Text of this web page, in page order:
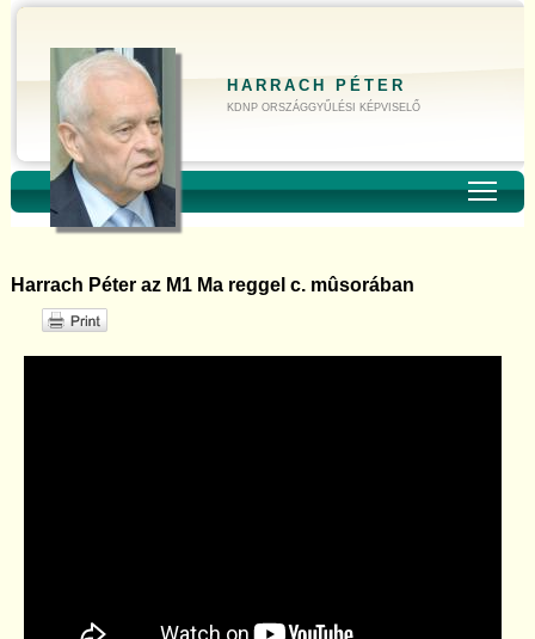
HARRACH PÉTER
KDNP ORSZÁGGYŰLÉSI KÉPVISELŐ
Harrach Péter az M1 Ma reggel c. mûsorában